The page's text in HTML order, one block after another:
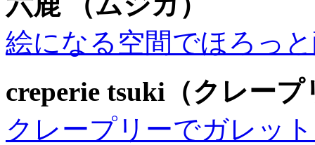
絵になる空間でほろっ
creperie tsuki（クレープ
クレープリーでガレッ